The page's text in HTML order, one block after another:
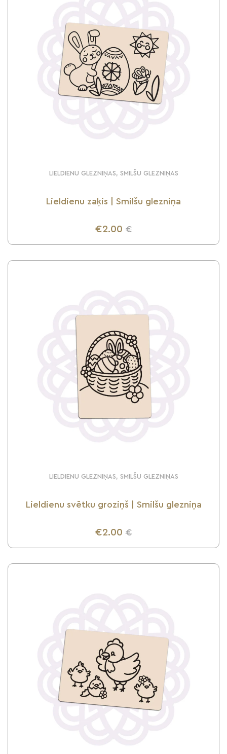
LIELDIENU GLEZNIŅAS, SMILŠU GLEZNIŅAS
Lieldienu zaķis | Smilšu glezniņa
€2.00 €
UZZINI VAIRĀK
LIELDIENU GLEZNIŅAS, SMILŠU GLEZNIŅAS
Lieldienu svētku groziņš | Smilšu glezniņa
€2.00 €
UZZINI VAIRĀK